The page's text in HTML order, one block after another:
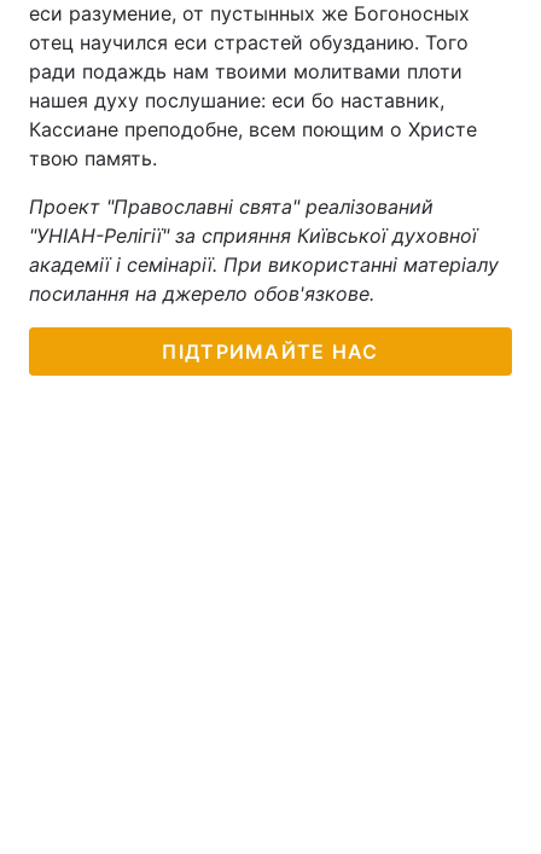
еси разумение, от пустынных же Богоносных
отец научился еси страстей обузданию. Того
ради подаждь нам твоими молитвами плоти
нашея духу послушание: еси бо наставник,
Кассиане преподобне, всем поющим о Христе
твою память.
Проект "Православні свята" реалізований
"УНІАН-Релігії" за сприяння Київської духовної
академії і семінарії. При використанні матеріалу
посилання на джерело обов'язкове.
ПІДТРИМАЙТЕ НАС